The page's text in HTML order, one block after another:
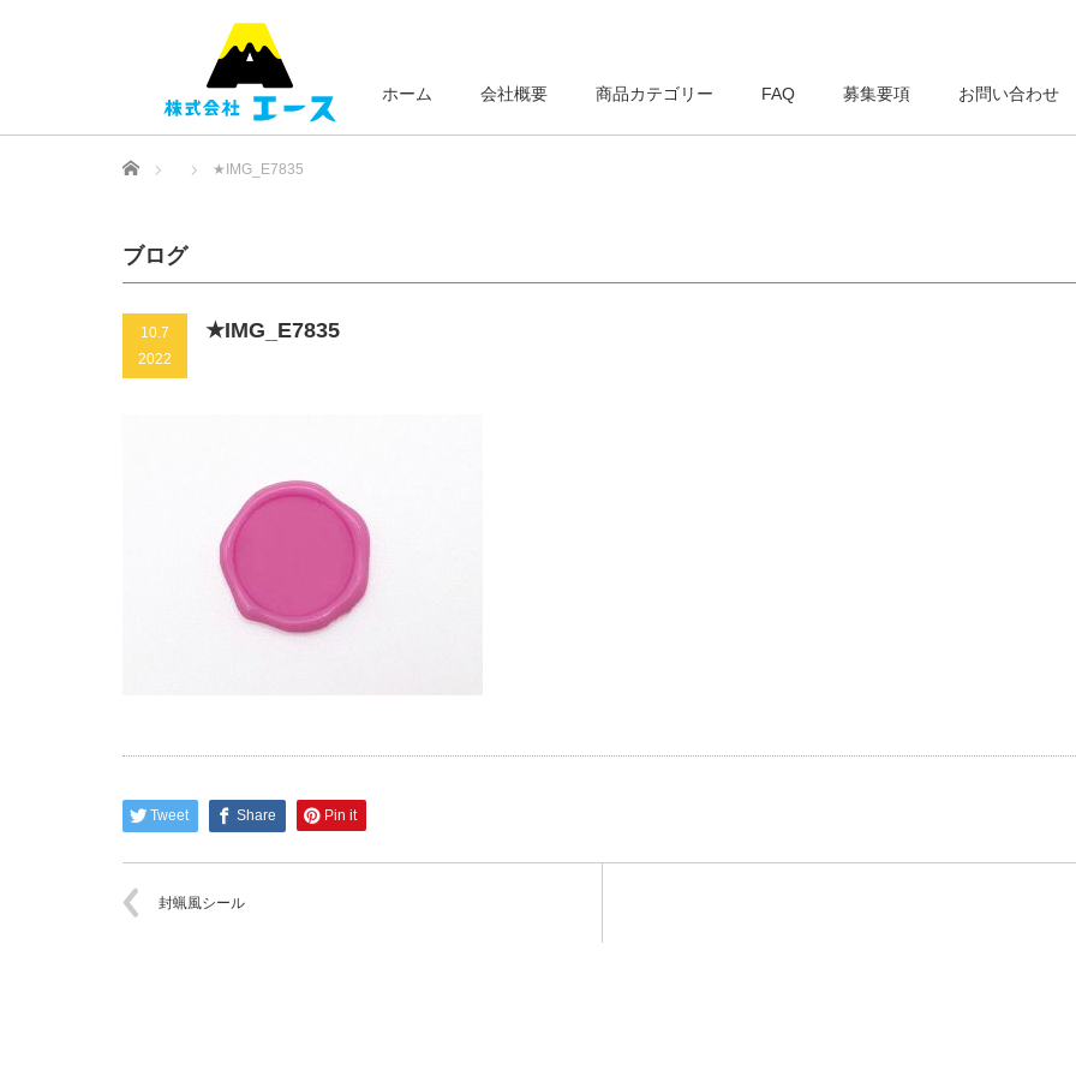
ホーム 会社概要 商品カテゴリー FAQ 募集要項 お問い合わせ
Home ★IMG_E7835
ブログ
10.7
2022
★IMG_E7835
Tweet Share Pin it
封蝋風シール